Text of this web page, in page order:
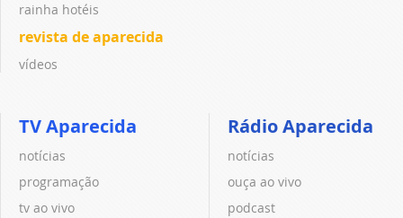
rainha hotéis
revista de aparecida
vídeos
TV Aparecida
notícias
programação
tv ao vivo
Rádio Aparecida
notícias
ouça ao vivo
podcast